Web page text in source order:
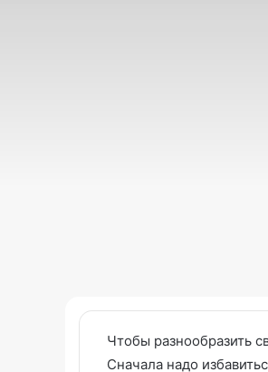
Чтобы разнообразить
Сначала надо